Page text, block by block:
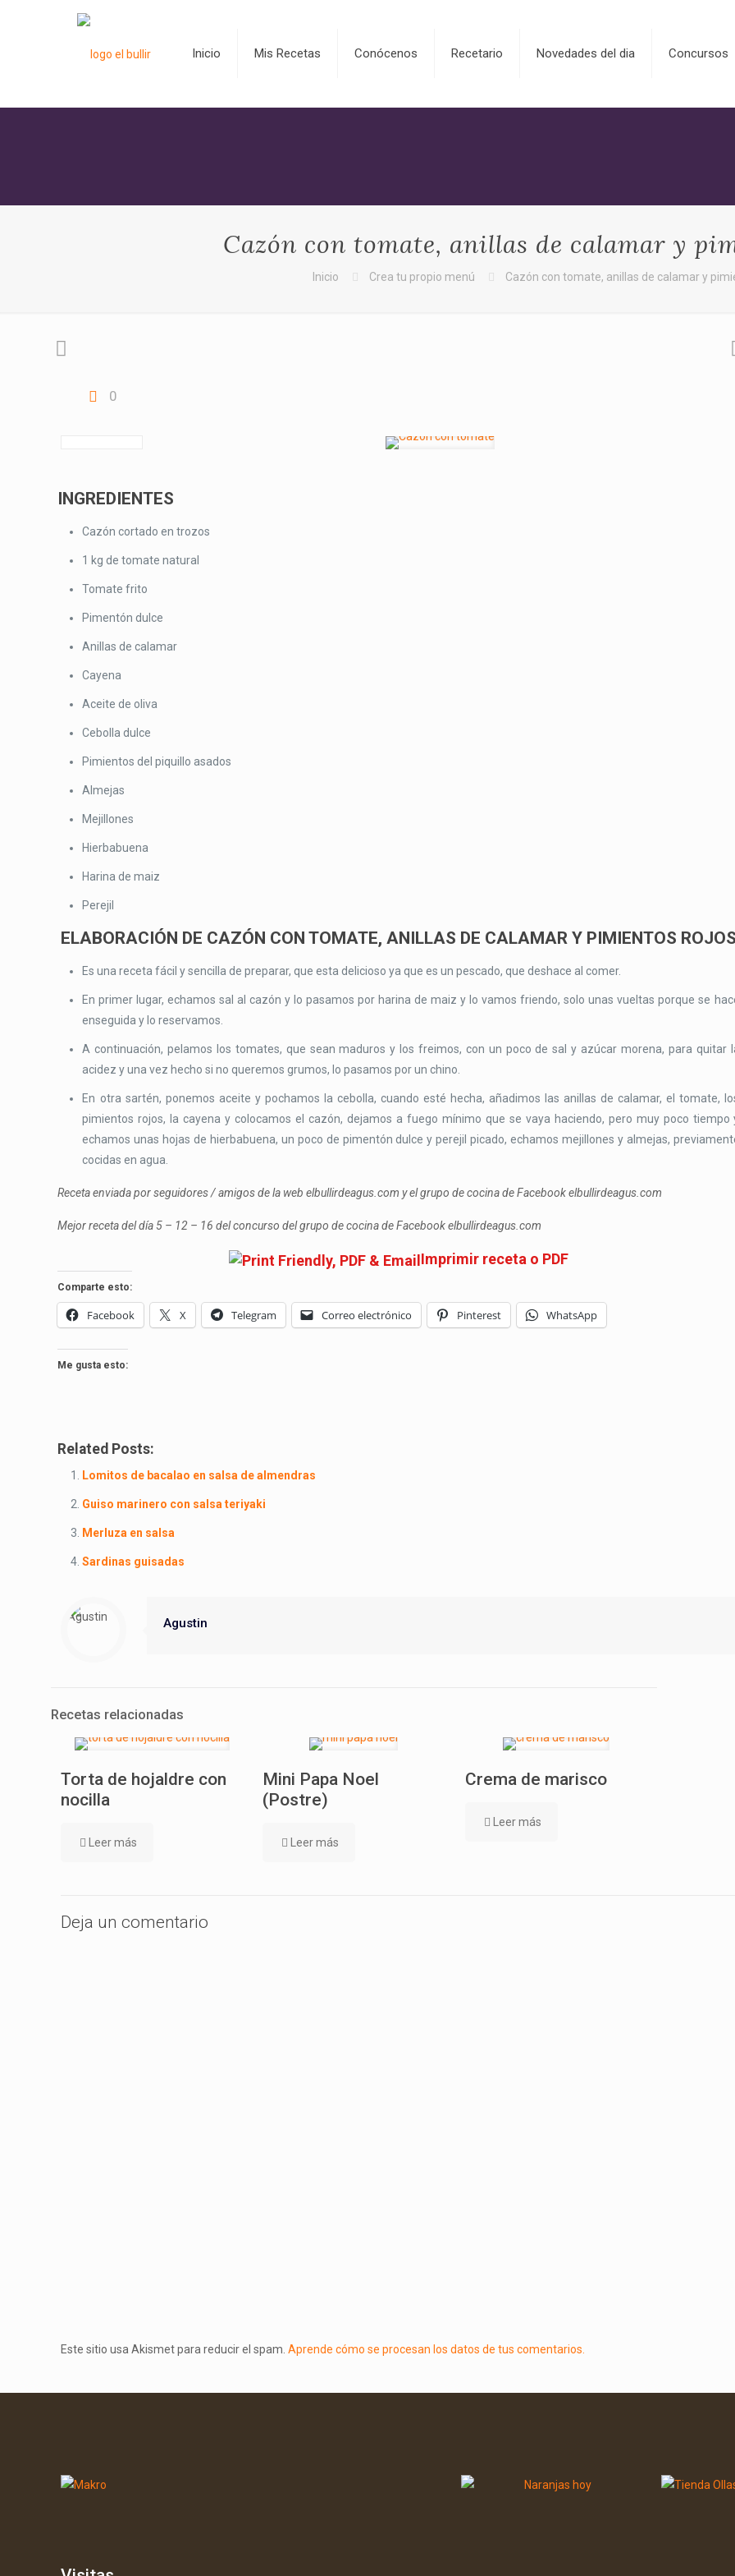
Inicio Mis Recetas Conócenos Recetario Novedades del dia Concursos
Cazón con tomate, anillas de calamar y
Inicio Crea tu propio menú Cazón con tomate, anillas de calamar y
0
INGREDIENTES
Cazón cortado en trozos
1 kg de tomate natural
Tomate frito
Pimentón dulce
Anillas de calamar
Cayena
Aceite de oliva
Cebolla dulce
Pimientos del piquillo asados
Almejas
Mejillones
Hierbabuena
Harina de maiz
Perejil
ELABORACIÓN DE CAZÓN CON TOMATE, ANILLAS DE CALAMAR Y PIMIENTOS
Es una receta fácil y sencilla de preparar, que esta delicioso ya que es un pescado, que deshace al comer.
En primer lugar, echamos sal al cazón y lo pasamos por harina de maiz y lo vamos friendo, solo unas vueltas porque se
enseguida y lo reservamos.
A continuación, pelamos los tomates, que sean maduros y los freimos, con un poco de sal y azúcar morena, para quitar
acidez y una vez hecho si no queremos grumos, lo pasamos por un chino.
En otra sartén, ponemos aceite y pochamos la cebolla, cuando esté hecha, añadimos las anillas de calamar, el tomate,
pimientos rojos, la cayena y colocamos el cazón, dejamos a fuego mínimo que se vaya haciendo, pero muy poco tiempo
echamos unas hojas de hierbabuena, un poco de pimentón dulce y perejil picado, echamos mejillones y almejas,
cocidas en agua.
Receta enviada por seguidores / amigos de la web elbullirdeagus.com y el grupo de cocina de Facebook elbullirdeagus.com
Mejor receta del día 5 – 12 – 16 del concurso del grupo de cocina de Facebook elbullirdeagus.com
Imprimir receta o PDF
Comparte esto:
Facebook X Telegram Correo electrónico Pinterest WhatsApp
Me gusta esto:
Related Posts:
Lomitos de bacalao en salsa de almendras
Guiso marinero con salsa teriyaki
Merluza en salsa
Sardinas guisadas
Agustin
Recetas relacionadas
Torta de hojaldre con
nocilla
Leer más
Mini Papa Noel
(Postre)
Leer más
Crema de marisco
Leer más
Deja un comentario
Este sitio usa Akismet para reducir el spam. Aprende cómo se procesan los datos de tus comentarios.